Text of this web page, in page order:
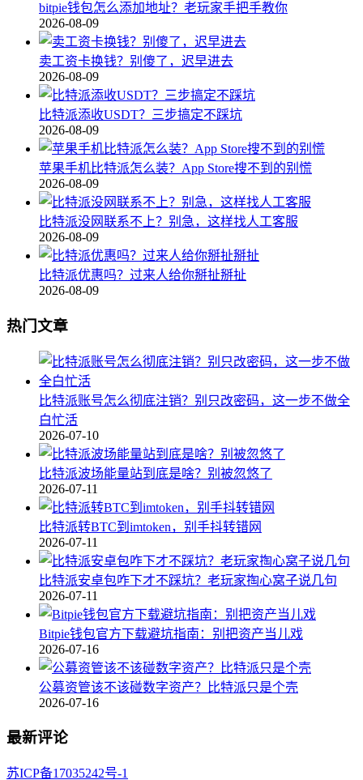
bitpie钱包怎么添加地址？老玩家手把手教你
2026-08-09
卖工资卡换钱？别傻了，迟早进去
2026-08-09
比特派添收USDT？三步搞定不踩坑
2026-08-09
苹果手机比特派怎么装？App Store搜不到的别慌
2026-08-09
比特派没网联系不上？别急，这样找人工客服
2026-08-09
比特派优惠吗？过来人给你掰扯掰扯
2026-08-09
热门文章
比特派账号怎么彻底注销？别只改密码，这一步不做全
白忙活
2026-07-10
比特派波场能量站到底是啥？别被忽悠了
2026-07-11
比特派转BTC到imtoken，别手抖转错网
2026-07-11
比特派安卓包咋下才不踩坑？老玩家掏心窝子说几句
2026-07-11
Bitpie钱包官方下载避坑指南：别把资产当儿戏
2026-07-16
公募资管该不该碰数字资产？比特派只是个壳
2026-07-16
最新评论
苏ICP备17035242号-1